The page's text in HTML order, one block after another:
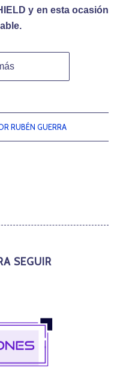
y en esta ocasión
RUBÉN GUERRA
SEGUIR